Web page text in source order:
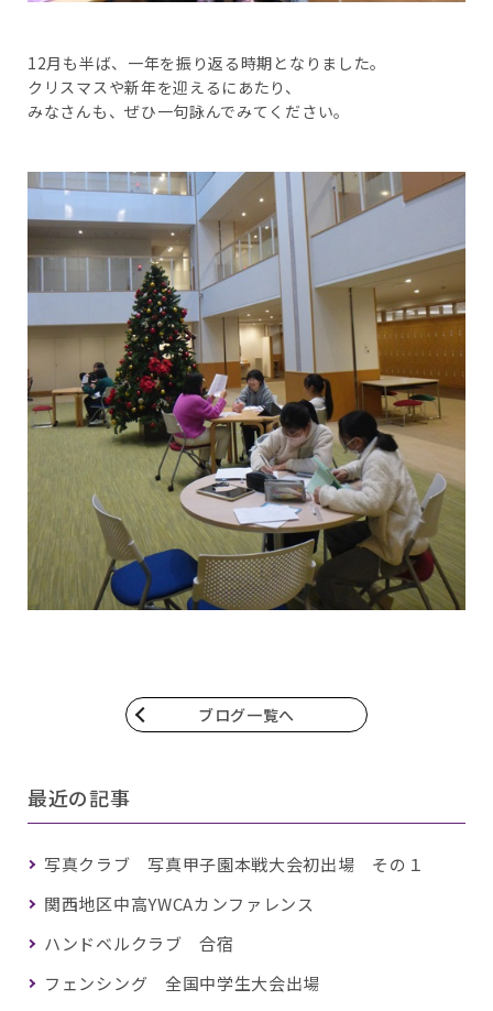
12月も半ば、一年を振り返る時期となりました。
クリスマスや新年を迎えるにあたり、
みなさんも、ぜひ一句詠んでみてください。
ブログ一覧へ
最近の記事
写真クラブ 写真甲子園本戦大会初出場 その１
関西地区中高YWCAカンファレンス
ハンドベルクラブ 合宿
フェンシング 全国中学生大会出場